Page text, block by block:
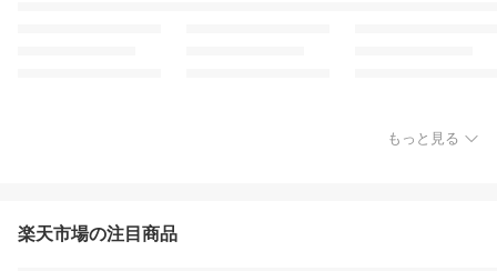
もっと見る
楽天市場の注目商品